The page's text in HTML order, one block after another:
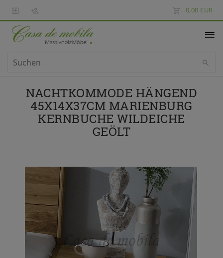
0,00 EUR
NACHTKOMMODE HÄNGEND
45X14X37CM MARIENBURG
KERNBUCHE WILDEICHE
GEÖLT